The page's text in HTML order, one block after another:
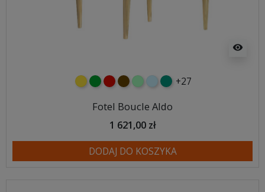
visibility
żółtyzielonyczerwony
czekoladowy
miętowybłękitny
turkusowy
+27
Fotel Boucle Aldo
1 621,00 zł
DODAJ DO KOSZYKA